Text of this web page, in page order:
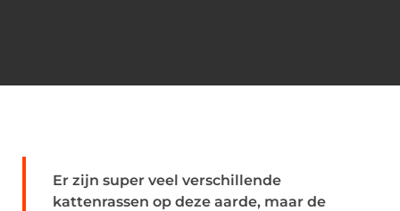
Er zijn super veel verschillende
kattenrassen op deze aarde, maar de